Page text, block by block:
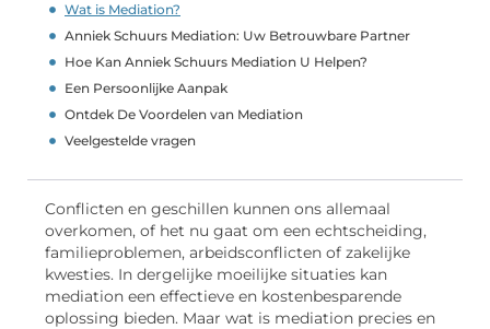
Wat is Mediation?
Anniek Schuurs Mediation: Uw Betrouwbare Partner
Hoe Kan Anniek Schuurs Mediation U Helpen?
Een Persoonlijke Aanpak
Ontdek De Voordelen van Mediation
Veelgestelde vragen
Conflicten en geschillen kunnen ons allemaal
overkomen, of het nu gaat om een echtscheiding,
familieproblemen, arbeidsconflicten of zakelijke
kwesties. In dergelijke moeilijke situaties kan
mediation een effectieve en kostenbesparende
oplossing bieden. Maar wat is mediation precies en